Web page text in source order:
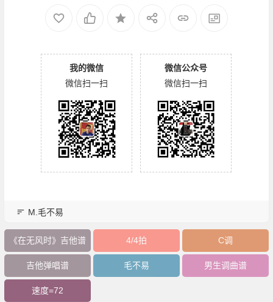
我的微信
微信扫一扫
微信公众号
微信扫一扫
M.毛不易
《在无风时》吉他谱 4/4拍 C调
吉他弹唱谱 毛不易 男生调曲谱
速度=72